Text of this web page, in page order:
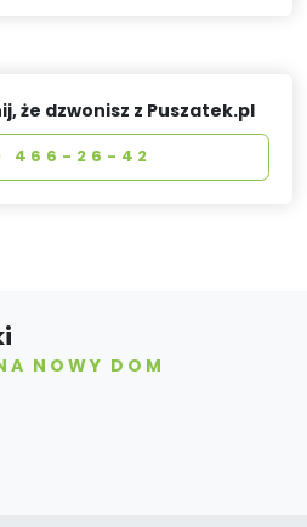
że dzwonisz z Puszatek.pl
466-26-42
NOWY DOM